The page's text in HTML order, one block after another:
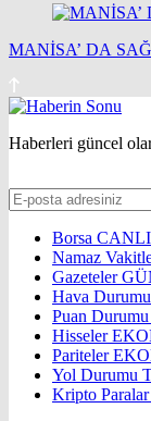
MANİSA’ DA
Haberleri güncel
Borsa CANLI
Namaz
Gazeteler
Hava Durumu
Puan Durumu
Hisseler
Pariteler
Yol Durumu
Kripto Paralar